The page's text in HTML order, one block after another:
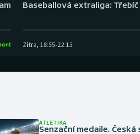
Baseballová extraliga:
Zítra, 18:55-22:15
ATLETIKA
Senzační medaile. Česká